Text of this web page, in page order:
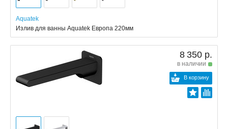
Aquatek
Излив для ванны Aquatek Европа 220мм
8 350 р.
в наличии
В корзину